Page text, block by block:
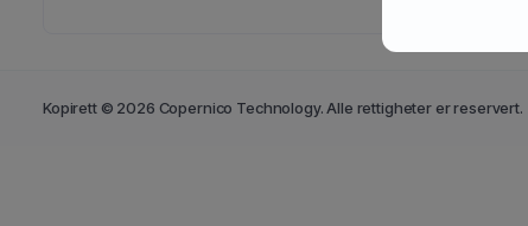
Kopirett © 2026 Copernico Technology. Alle rettigheter er reservert.